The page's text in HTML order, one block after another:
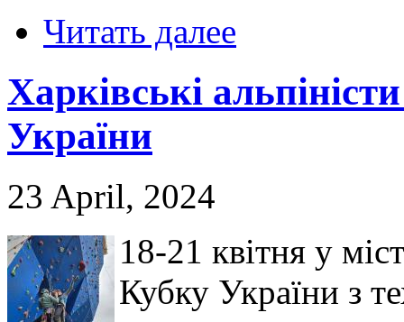
Читать далее
Харківські
України
23 April, 2024
18-21 квітня у
Кубку України з